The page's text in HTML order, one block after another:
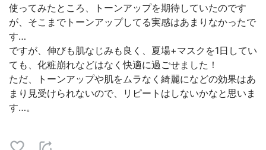
使ってみたところ、トーンアップを期待していたのです
が、そこまでトーンアップしてる実感はあまりなかったで
す…
ですが、伸びも肌なじみも良く、夏場+マスクを1日してい
ても、化粧崩れなどはなく快適に過ごせました！
ただ、トーンアップや肌をムラなく綺麗になどの効果はあ
まり見受けられないので、リピートはしないかなと思いま
す…。